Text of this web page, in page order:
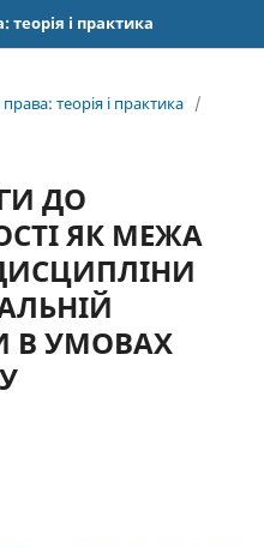
і практика
теорія і практика /
ДО
ЯК МЕЖА
В УМОВАХ